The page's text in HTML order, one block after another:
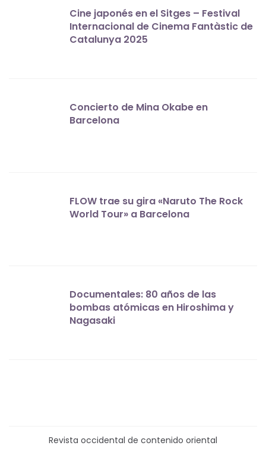
Cine japonés en el Sitges – Festival
Internacional de Cinema Fantàstic de
Catalunya 2025
Concierto de Mina Okabe en
Barcelona
FLOW trae su gira «Naruto The Rock
World Tour» a Barcelona
Documentales: 80 años de las
bombas atómicas en Hiroshima y
Nagasaki
Revista occidental de contenido oriental